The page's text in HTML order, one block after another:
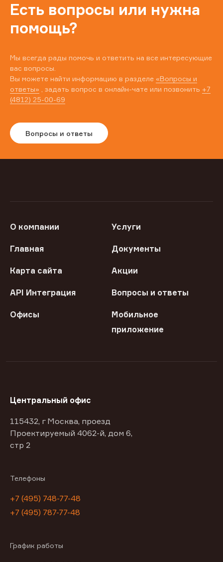
Есть вопросы или нужна
помощь?
Мы всегда рады помочь и ответить на все интересующие
вас вопросы.
Вы можете найти информацию в разделе «Вопросы и
ответы» , задать вопрос в онлайн-чате или позвонить +7
(4812) 25-00-69
Вопросы и ответы
О компании Услуги
Главная Документы
Карта сайта Акции
API Интеграция Вопросы и ответы
Офисы
Мобильное
приложение
Центральный офис
115432, г Москва, проезд
Проектируемый 4062-й, дом 6,
стр 2
Телефоны
+7 (495) 748-77-48
+7 (495) 787-77-48
График работы